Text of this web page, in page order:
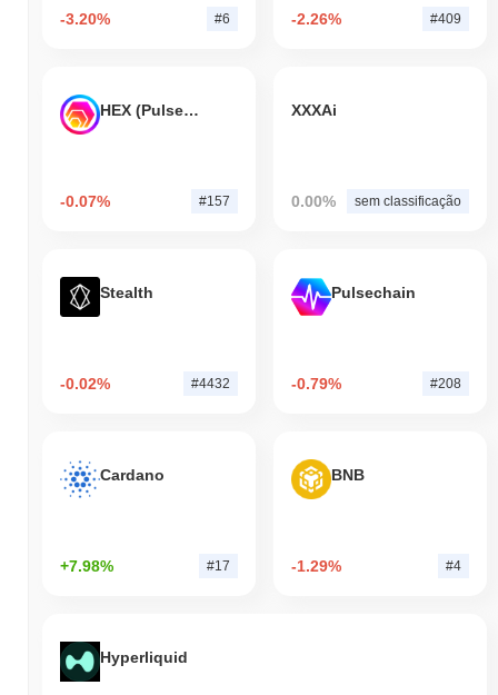
-3.20% #6 -2.26% #409
HEX (Pulsechain)
-0.07% #157
XXXAi
0.00% sem classificação
Stealth
-0.02% #4432
Pulsechain
-0.79% #208
Cardano
+7.98% #17
BNB
-1.29% #4
Hyperliquid